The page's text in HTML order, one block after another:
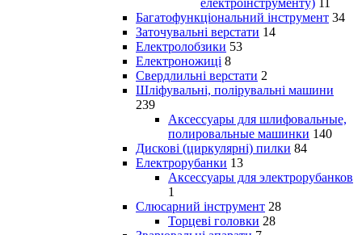
електроінструменту) 11
Багатофункціональний інструмент 34
Заточувальні верстати 14
Електролобзики 53
Електроножиці 8
Свердлильні верстати 2
Шліфувальні, полірувальні машини
239
Аксессуары для шлифовальные,
полировальные машинки 140
Дискові (циркулярні) пилки 84
Електрорубанки 13
Аксессуары для электрорубанков
1
Слюсарний інструмент 28
Торцеві головки 28